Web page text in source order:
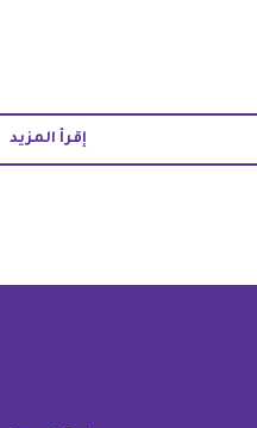
إقرأ المزيد